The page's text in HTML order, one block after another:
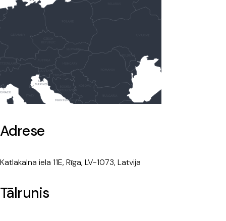
Adrese
Katlakalna iela 11E, Rīga, LV-1073, Latvija
Tālrunis